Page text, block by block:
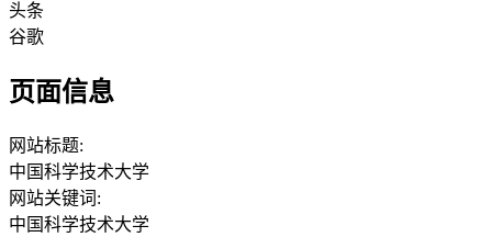
头条
谷歌
页面信息
网站标题:
中国科学技术大学
网站关键词:
中国科学技术大学